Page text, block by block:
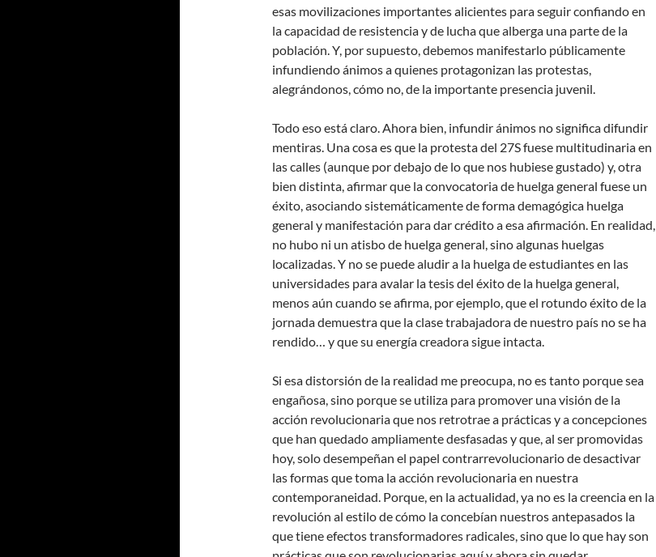
esas movilizaciones importantes alicientes para seguir confiando en
la capacidad de resistencia y de lucha que alberga una parte de la
población. Y, por supuesto, debemos manifestarlo públicamente
infundiendo ánimos a quienes protagonizan las protestas,
alegrándonos, cómo no, de la importante presencia juvenil.
Todo eso está claro. Ahora bien, infundir ánimos no significa difundir
mentiras. Una cosa es que la protesta del 27S fuese multitudinaria en
las calles (aunque por debajo de lo que nos hubiese gustado) y, otra
bien distinta, afirmar que la convocatoria de huelga general fuese un
éxito, asociando sistemáticamente de forma demagógica huelga
general y manifestación para dar crédito a esa afirmación. En realidad,
no hubo ni un atisbo de huelga general, sino algunas huelgas
localizadas. Y no se puede aludir a la huelga de estudiantes en las
universidades para avalar la tesis del éxito de la huelga general,
menos aún cuando se afirma, por ejemplo, que el rotundo éxito de la
jornada demuestra que la clase trabajadora de nuestro país no se ha
rendido… y que su energía creadora sigue intacta.
Si esa distorsión de la realidad me preocupa, no es tanto porque sea
engañosa, sino porque se utiliza para promover una visión de la
acción revolucionaria que nos retrotrae a prácticas y a concepciones
que han quedado ampliamente desfasadas y que, al ser promovidas
hoy, solo desempeñan el papel contrarrevolucionario de desactivar
las formas que toma la acción revolucionaria en nuestra
contemporaneidad. Porque, en la actualidad, ya no es la creencia en la
revolución al estilo de cómo la concebían nuestros antepasados la
que tiene efectos transformadores radicales, sino que lo que hay son